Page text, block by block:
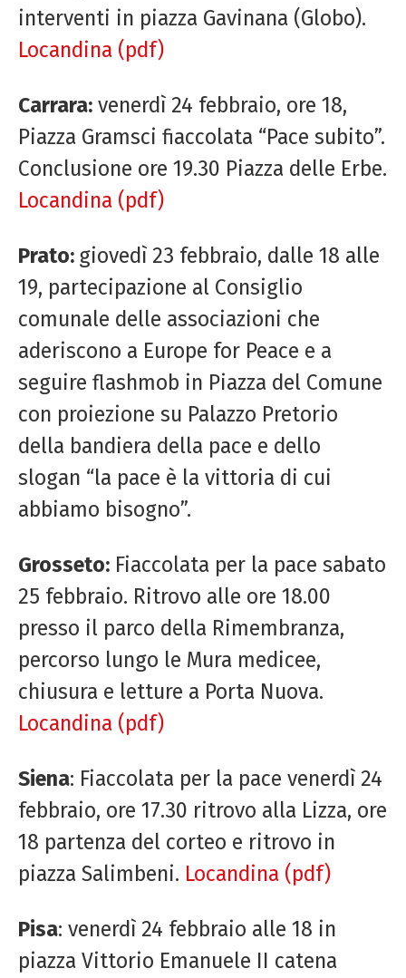
interventi in piazza Gavinana (Globo).
Locandina (pdf)
Carrara: venerdì 24 febbraio, ore 18,
Piazza Gramsci fiaccolata “Pace subito”.
Conclusione ore 19.30 Piazza delle Erbe.
Locandina (pdf)
Prato: giovedì 23 febbraio, dalle 18 alle
19, partecipazione al Consiglio
comunale delle associazioni che
aderiscono a Europe for Peace e a
seguire flashmob in Piazza del Comune
con proiezione su Palazzo Pretorio
della bandiera della pace e dello
slogan “la pace è la vittoria di cui
abbiamo bisogno”.
Grosseto: Fiaccolata per la pace sabato
25 febbraio. Ritrovo alle ore 18.00
presso il parco della Rimembranza,
percorso lungo le Mura medicee,
chiusura e letture a Porta Nuova.
Locandina (pdf)
Siena: Fiaccolata per la pace venerdì 24
febbraio, ore 17.30 ritrovo alla Lizza, ore
18 partenza del corteo e ritrovo in
piazza Salimbeni. Locandina (pdf)
Pisa: venerdì 24 febbraio alle 18 in
piazza Vittorio Emanuele II catena